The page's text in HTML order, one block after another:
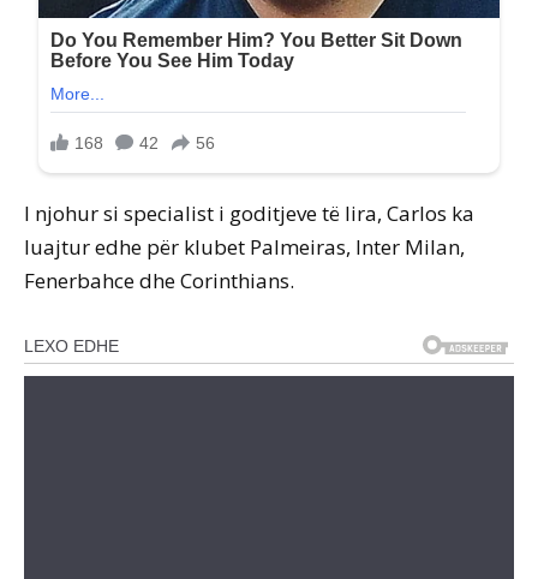
I njohur si specialist i goditjeve të lira, Carlos ka
luajtur edhe për klubet Palmeiras, Inter Milan,
Fenerbahce dhe Corinthians.